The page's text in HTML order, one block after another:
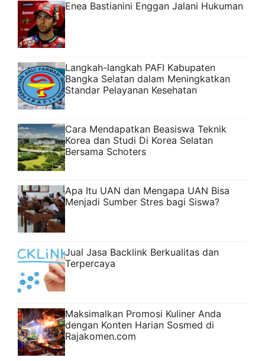
Enea Bastianini Enggan Jalani Hukuman
Langkah-langkah PAFI Kabupaten
Bangka Selatan dalam Meningkatkan
Standar Pelayanan Kesehatan
Cara Mendapatkan Beasiswa Teknik
Korea dan Studi Di Korea Selatan
Bersama Schoters
Apa Itu UAN dan Mengapa UAN Bisa
Menjadi Sumber Stres bagi Siswa?
Jual Jasa Backlink Berkualitas dan
Terpercaya
Maksimalkan Promosi Kuliner Anda
dengan Konten Harian Sosmed di
Rajakomen.com